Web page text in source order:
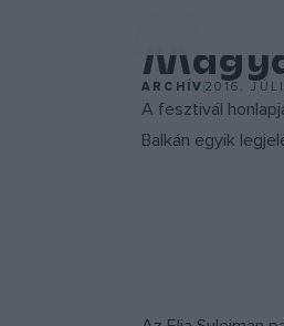
ARCHÍV2016.
A fesztivál
Balkán egyik